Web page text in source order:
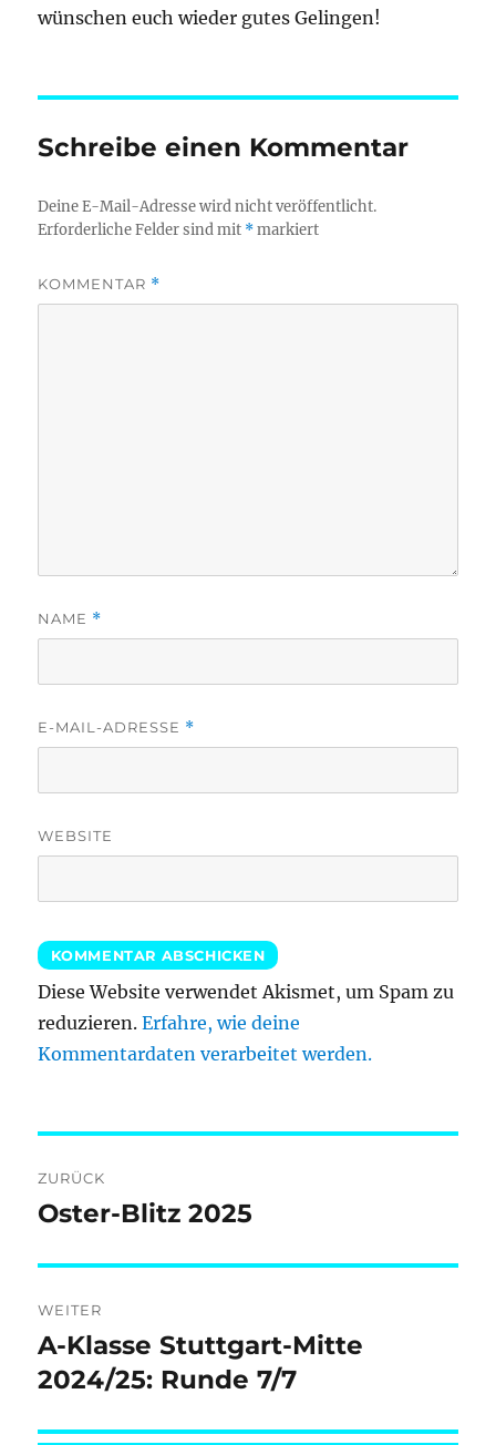
wünschen euch wieder gutes Gelingen!
Schreibe einen Kommentar
Deine E-Mail-Adresse wird nicht veröffentlicht.
Erforderliche Felder sind mit *markiert
KOMMENTAR *
NAME *
E-MAIL-ADRESSE *
WEBSITE
Diese Website verwendet Akismet, um Spam zu
reduzieren.Erfahre, wie deine
Kommentardaten verarbeitet werden.
ZURÜCK
Vorheriger
Oster-Blitz 2025
WEITER
Nächster
Beitrag:
A-Klasse Stuttgart-Mitte
2024/25: Runde 7/7